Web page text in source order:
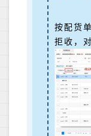
按配货
拒收，